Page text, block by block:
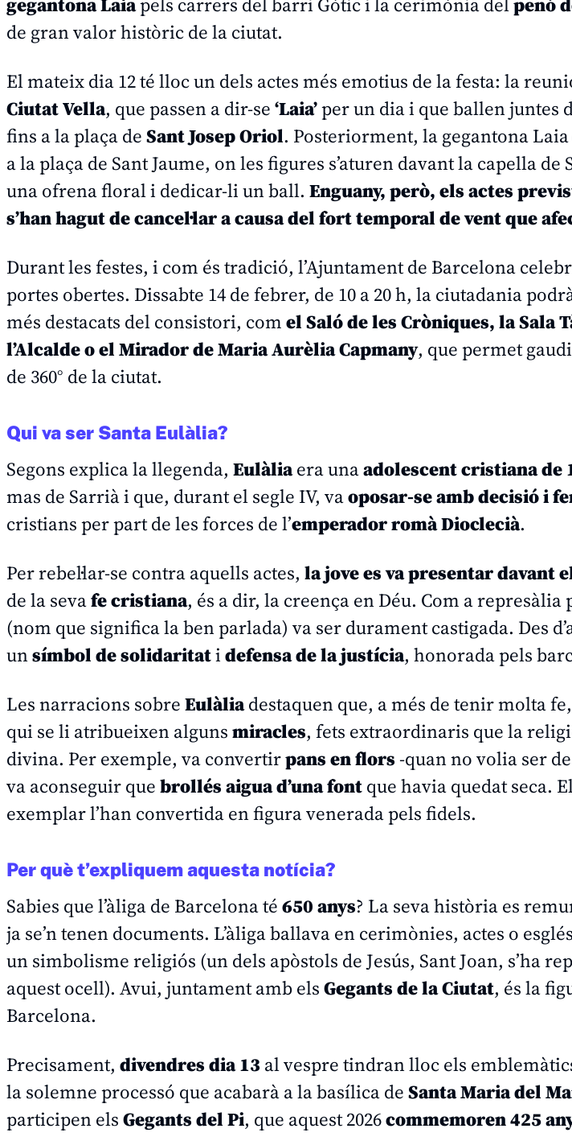
de gran valor històric de la ciutat.
El mateix dia 12 té lloc un dels actes més emotius de la festa: la
Ciutat Vella, que passen a dir-se‘Laia’per un dia i que ballen juntes
fins a la plaça deSant Josep Oriol. Posteriorment, la gegantona
a la plaça de Sant Jaume, on les figures s’aturen davant la capella
una ofrena floral i dedicar-li un ball. Enguany, però, els actes
s’han hagut de cancel·lar a causa del fort temporal de vent que
Durant les festes, i com és tradició, l’Ajuntament de Barcelona
portes obertes. Dissabte 14 de febrer, de 10 a 20 h, la ciutadania
més destacats del consistori, comel Saló de les Cròniques, la Sala
l’Alcalde o el Mirador de Maria Aurèlia Capmany, que permet
de 360° de la ciutat.
Qui va ser Santa Eulàlia?
Segons explica la llegenda, Eulàliaera unaadolescent cristiana de
mas de Sarrià i que, durant el segle IV, vaoposar-se amb decisió i
cristians per part de les forces de l’emperador romà Dioclecià.
Per rebel·lar-se contra aquells actes, la jove es va presentar davant
de la sevafe cristiana, és a dir, la creença en Déu. Com a represàlia
(nom que significa laben parlada) va ser durament castigada. Des
unsímbol de solidaritatidefensa de la justícia, honorada pels
Les narracions sobreEulàliadestaquen que, a més de tenir molta
qui se li atribueixen algunsmiracles, fets extraordinaris que la
divina. Per exemple, va convertirpans en flors-quan no volia ser
va aconseguir quebrollés aigua d’una fontque havia quedat seca.
exemplar l’han convertida en figura venerada pels fidels.
Per què t’expliquem aquesta notícia?
Sabies que l’àliga de Barcelona té650 anys? La seva història es
ja se’n tenen documents. L’àliga ballava en cerimònies, actes o
un simbolisme religiós (un dels apòstols de Jesús, Sant Joan, s’ha
aquest ocell). Avui, juntament amb elsGegants de la Ciutat, és la
Barcelona.
Precisament, divendres dia 13 al vespre tindran lloc els
la solemne processó que acabarà a la basílica deSanta Maria del
participen elsGegants del Pi, que aquest 2026commemoren 425